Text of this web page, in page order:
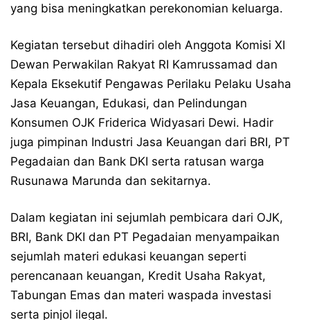
yang bisa meningkatkan perekonomian keluarga.
Kegiatan tersebut dihadiri oleh Anggota Komisi XI
Dewan Perwakilan Rakyat RI Kamrussamad dan
Kepala Eksekutif Pengawas Perilaku Pelaku Usaha
Jasa Keuangan, Edukasi, dan Pelindungan
Konsumen OJK Friderica Widyasari Dewi. Hadir
juga pimpinan Industri Jasa Keuangan dari BRI, PT
Pegadaian dan Bank DKI serta ratusan warga
Rusunawa Marunda dan sekitarnya.
Dalam kegiatan ini sejumlah pembicara dari OJK,
BRI, Bank DKI dan PT Pegadaian menyampaikan
sejumlah materi edukasi keuangan seperti
perencanaan keuangan, Kredit Usaha Rakyat,
Tabungan Emas dan materi waspada investasi
serta pinjol ilegal.